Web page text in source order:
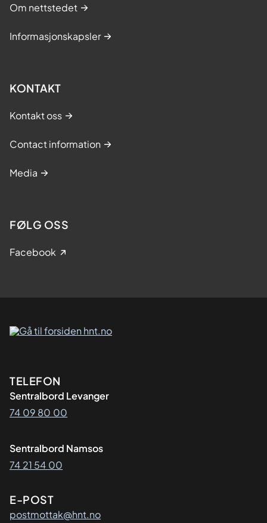
Om nettstedet
Informasjonskapsler
KONTAKT
Kontakt oss
Contact information
Media
FØLG OSS
Facebook
Kontaktinformasjon
TELEFON
Sentralbord Levanger
74 09 80 00
Sentralbord Namsos
74 21 54 00
E-POST
postmottak@hnt.no